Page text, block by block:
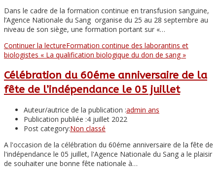
Dans le cadre de la formation continue en transfusion sanguine,
l’Agence Nationale du Sang organise du 25 au 28 septembre au
niveau de son siège, une formation portant sur «…
Continuer la lectureFormation continue des laborantins et
biologistes « La qualification biologique du don de sang »
Célébration du 60éme anniversaire de la
fête de l’indépendance le 05 juillet
Auteur/autrice de la publication :admin ans
Publication publiée :4 juillet 2022
Post category:Non classé
A l'occasion de la célébration du 60éme anniversaire de la fête de
l'indépendance le 05 juillet, l'Agence Nationale du Sang a le plaisir
de souhaiter une bonne fête nationale à…